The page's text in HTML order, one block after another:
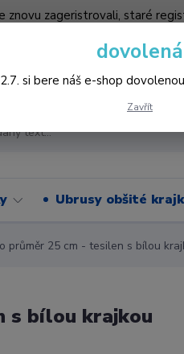
znovu zageristrovali, staré
Ubrusy obšité
průměr 25 cm - tesilen s bílou
s bílou krajkou
dovolená
si bere náš e-shop
Zavřít